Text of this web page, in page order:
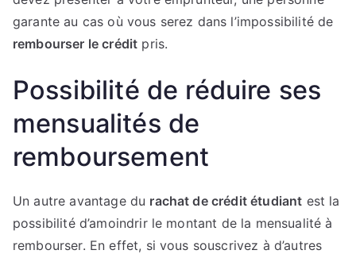
garante au cas où vous serez dans l’impossibilité de
rembourser le crédit pris.
Possibilité de réduire ses
mensualités de
remboursement
Un autre avantage du rachat de crédit étudiant est la
possibilité d’amoindrir le montant de la mensualité à
rembourser. En effet, si vous souscrivez à d’autres